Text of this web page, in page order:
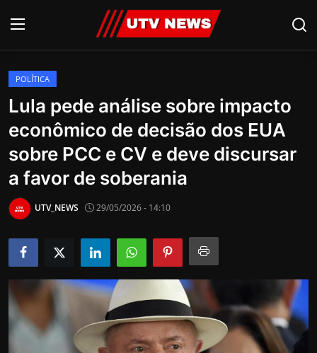
AO VIVO
PIRACICABA
CAMPINAS
LIMEIRA
Economia
Cultura
Internacional
POLÍTICA
Lula pede análise sobre impacto
econômico de decisão dos EUA
sobre PCC e CV e deve discursar
a favor de soberania
UTV_NEWS 29/05/2026 - 14:10